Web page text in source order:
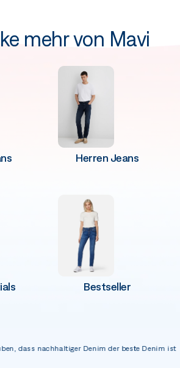
mehr von Mavi
Herren Jeans
Bestseller
nachhaltiger Denim der beste Denim ist